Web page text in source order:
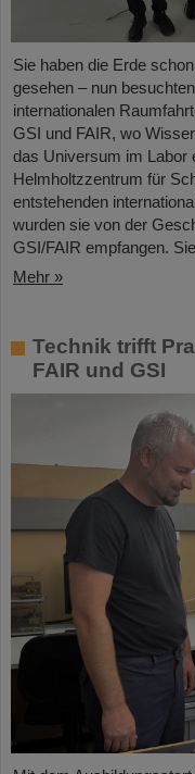
Sie haben die Erde
gesehen – nun
internationalen
GSI und FAIR, wo
das Universum im Labor
Helmholtzzentrum für
entstehenden
wurden sie von der
GSI/FAIR empfangen.
Mehr »
Technik trifft
FAIR und GSI